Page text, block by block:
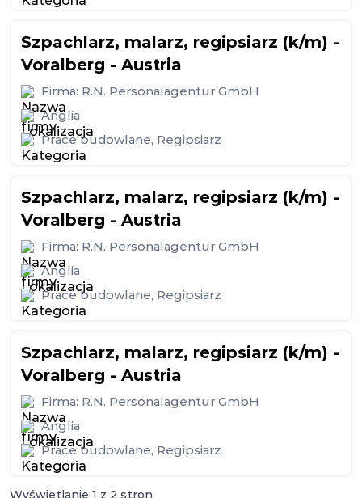
Szpachlarz, malarz, regipsiarz (k/m) -
Voralberg - Austria
Firma: R.N. Personalagentur GmbH
Anglia
Prace budowlane, Regipsiarz
Szpachlarz, malarz, regipsiarz (k/m) -
Voralberg - Austria
Firma: R.N. Personalagentur GmbH
Anglia
Prace budowlane, Regipsiarz
Szpachlarz, malarz, regipsiarz (k/m) -
Voralberg - Austria
Firma: R.N. Personalagentur GmbH
Anglia
Prace budowlane, Regipsiarz
Wyświetlanie 1 z 2 stron